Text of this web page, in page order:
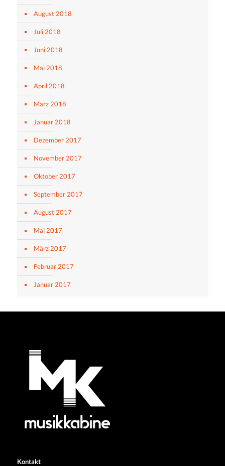
August 2018
Juli 2018
Juni 2018
Mai 2018
April 2018
März 2018
Januar 2018
Dezember 2017
November 2017
Oktober 2017
September 2017
August 2017
Mai 2017
März 2017
Februar 2017
Januar 2017
Kontakt